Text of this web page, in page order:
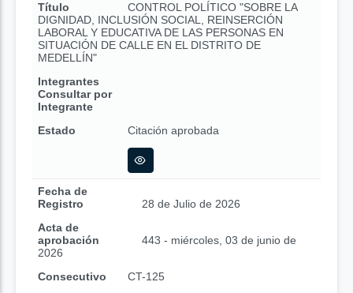
Título
CONTROL POLÍTICO "SOBRE LA
DIGNIDAD, INCLUSIÓN SOCIAL, REINSERCIÓN
LABORAL Y EDUCATIVA DE LAS PERSONAS EN
SITUACIÓN DE CALLE EN EL DISTRITO DE
MEDELLÍN"
Integrantes
Consultar por
Integrante
Estado
Citación aprobada
Fecha de
Registro
28 de Julio de 2026
Acta de
aprobación
443 - miércoles, 03 de junio de
2026
Consecutivo
CT-125